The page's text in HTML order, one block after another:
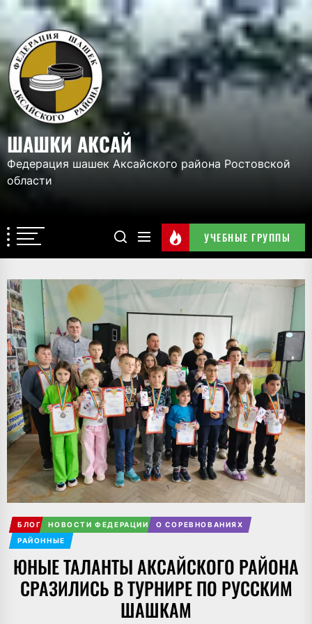
Перейти
содержимому
ШАШКИ
АКСАЙ
ШАШКИ АКСАЙ
Федерация шашек Аксайского района Ростовской
области
УЧЕБНЫЕ ГРУППЫ
БЛОГ НОВОСТИ ФЕДЕРАЦИИ
О СОРЕВНОВАНИЯХ
РАЙОННЫЕ
ЮНЫЕ ТАЛАНТЫ АКСАЙСКОГО РАЙОНА
СРАЗИЛИСЬ В ТУРНИРЕ ПО РУССКИМ
ШАШКАМ